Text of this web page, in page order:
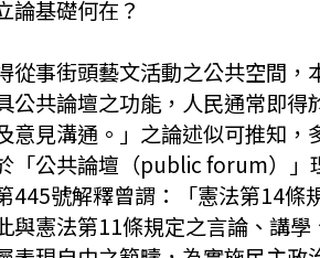
論基礎何在？
從事街頭藝文活動之公共空間，
公共論壇之功能，人民通常即得
意見溝通。」之論述似可推知，
「公共論壇（public forum）」
445號解釋曾謂：「憲法第14條
與憲法第11條規定之言論、講學